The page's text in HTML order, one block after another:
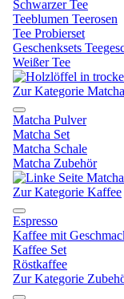
Schwarzer Tee
Teeblumen Teerosen
Tee Probierset
Geschenksets
Weißer Tee
Zur Kategorie Matcha
Matcha Pulver
Matcha Set
Matcha Schale
Matcha Zubehör
Zur Kategorie Kaffee
Espresso
Kaffee mit
Kaffee Set
Röstkaffee
Zur Kategorie